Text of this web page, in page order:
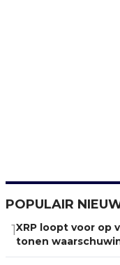
POPULAIR
1XRP loopt voor op
tonen